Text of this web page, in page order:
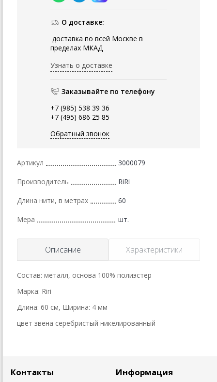
О доставке:
доставка по всей Москве в
пределах МКАД
Узнать о доставке
Заказывайте по телефону
+7 (985) 538 39 36
+7 (495) 686 25 85
Обратный звонок
Артикул 3000079
Производитель RiRi
Длина нити, в метрах 60
Мера шт.
Описание Характеристики
Состав: металл, основа 100% полиэстер
Марка: Riri
Длина: 60 см, Ширина: 4 мм
цвет звена серебристый никелированный
Контакты Информация